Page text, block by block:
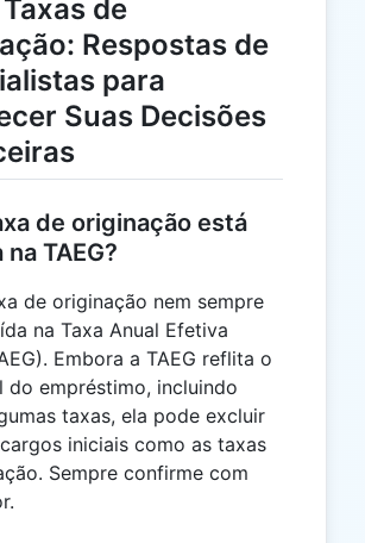
de
Respostas de
para
Suas Decisões
de originação está
TAEG?
de originação nem sempre
na Taxa Anual Efetiva
Embora a TAEG reflita o
do empréstimo, incluindo
taxas, ela pode excluir
iniciais como as taxas
Sempre confirme com